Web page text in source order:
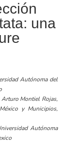
una
Autónoma del
Montiel Rojas,
y Municipios,
Autónoma